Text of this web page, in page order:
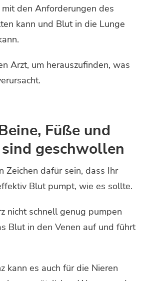
den Anforderungen des
kann und Blut in die Lunge
Arzt, um herauszufinden, was
Füße und
geschwollen
Zeichen dafür sein, dass Ihr
Blut pumpt, wie es sollte.
nicht schnell genug pumpen
Blut in den Venen auf und führt
kann es auch für die Nieren